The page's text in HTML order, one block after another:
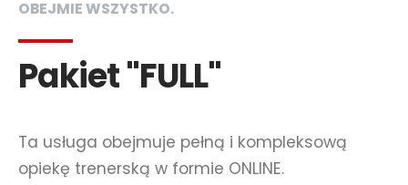
OBEJMIE WSZYSTKO.
Pakiet "FULL"
Ta usługa obejmuje pełną i kompleksową
opiekę trenerską w formie ONLINE.